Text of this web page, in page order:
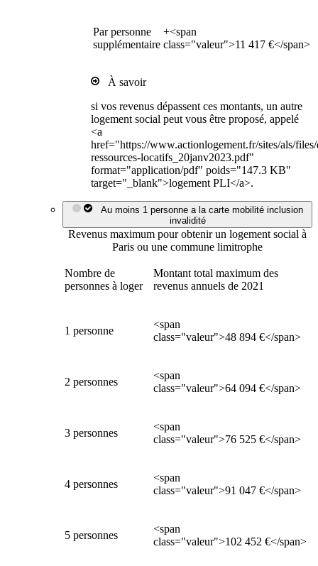
Par personne
supplémentaire
+<span
class="valeur">11 417 €</span>
À savoir
si vos revenus dépassent ces montants, un autre
logement social peut vous être proposé, appelé
<a
href="https://www.actionlogement.fr/sites/als/
ressources-locatifs_20janv2023.pdf"
format="application/pdf" poids="147.3 KB"
target="_blank">logement PLI</a>.
Au moins 1 personne a la carte mobilité inclusion
invalidité
Revenus maximum pour obtenir un logement social à
Paris ou une commune limitrophe
Nombre de
personnes à loger
Montant total maximum des
revenus annuels de 2021
1 personne
<span
class="valeur">48 894 €</span>
2 personnes
<span
class="valeur">64 094 €</span>
3 personnes
<span
class="valeur">76 525 €</span>
4 personnes
<span
class="valeur">91 047 €</span>
5 personnes
<span
class="valeur">102 452 €</span>